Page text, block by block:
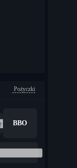
Pożyczki
BBO